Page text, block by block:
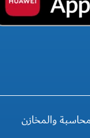
والمخازن